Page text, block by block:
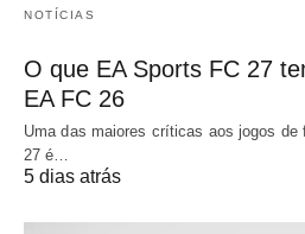
NOTÍCIAS
O que EA Sports FC 27
EA FC 26
Uma das maiores críticas aos jogos de
27 é…
5 dias atrás